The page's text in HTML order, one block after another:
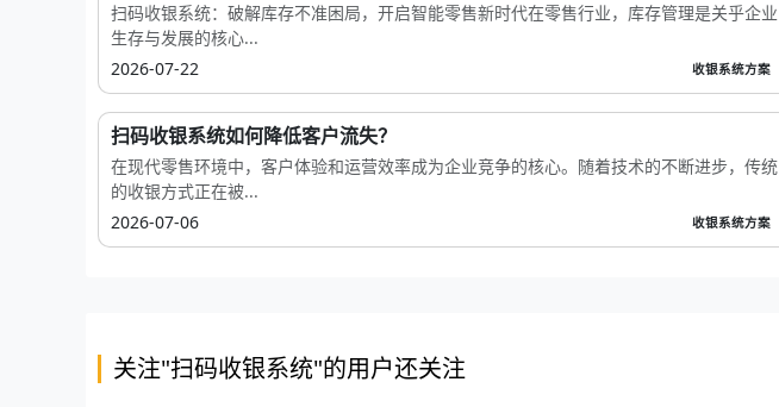
扫码收银系统：破解库存不准困局，开启智能零售新时代在零售行业，库存管理是关乎企业
生存与发展的核心...
2026-07-22
收银系统方案
扫码收银系统如何降低客户流失？
在现代零售环境中，客户体验和运营效率成为企业竞争的核心。随着技术的不断进步，传统
的收银方式正在被...
2026-07-06
收银系统方案
关注"扫码收银系统"的用户还关注